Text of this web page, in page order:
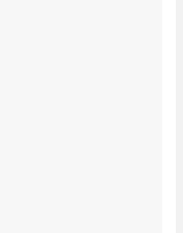
ュー
ナソニック
リング